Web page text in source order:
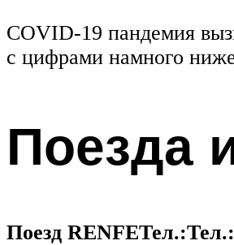
COVID-19 пандемия
с цифрами намного
Поезда
Поезд RENFEТел.:Тел.: